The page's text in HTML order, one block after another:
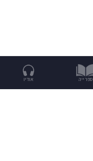
ספרייה אודיו